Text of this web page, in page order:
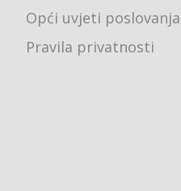
Opći uvjeti poslovanja
Pravila privatnosti